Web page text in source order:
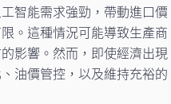
智能需求強勁，帶動進口價
。這種情況可能導致生產商
影響。然而，即使經濟出現
油價管控，以及維持充裕的